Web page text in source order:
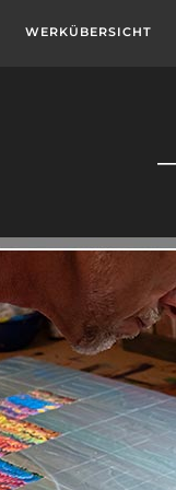
WERKÜBERSICHT